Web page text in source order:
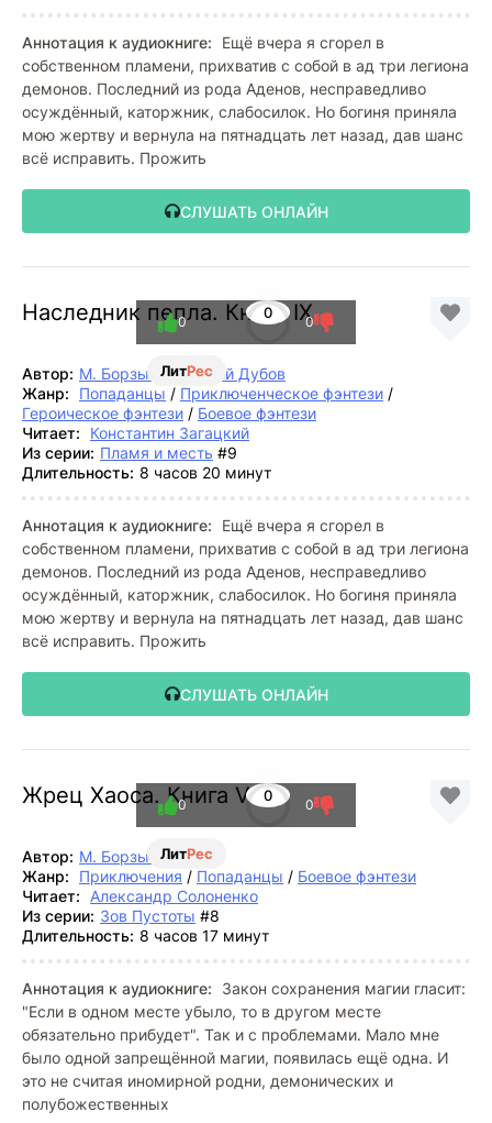
Аннотация к аудиокниге:
Ещё вчера я сгорел в
собственном пламени, прихватив с собой в ад три легиона
демонов. Последний из рода Аденов, несправедливо
осуждённый, каторжник, слабосилок. Но богиня приняла
мою жертву и вернула на пятнадцать лет назад, дав шанс
всё исправить. Прожить
СЛУШАТЬ ОНЛАЙН
Наследник пепла. Книга IX
ЛитРес
0
0 0
Автор: М. Борзых ,Дмитрий Дубов
Жанр:
Попаданцы / Приключенческое фэнтези /
Героическое фэнтези / Боевое фэнтези
Читает:
Константин Загацкий
Из серии: Пламя и месть #9
Длительность: 8 часов 20 минут
Аннотация к аудиокниге:
Ещё вчера я сгорел в
собственном пламени, прихватив с собой в ад три легиона
демонов. Последний из рода Аденов, несправедливо
осуждённый, каторжник, слабосилок. Но богиня приняла
мою жертву и вернула на пятнадцать лет назад, дав шанс
всё исправить. Прожить
СЛУШАТЬ ОНЛАЙН
Жрец Хаоса. Книга VIII
ЛитРес
0
0 0
Автор: М. Борзых
Жанр:
Приключения / Попаданцы / Боевое фэнтези
Читает:
Александр Солоненко
Из серии: Зов Пустоты #8
Длительность: 8 часов 17 минут
Аннотация к аудиокниге:
Закон сохранения магии гласит:
"Если в одном месте убыло, то в другом месте
обязательно прибудет". Так и с проблемами. Мало мне
было одной запрещённой магии, появилась ещё одна. И
это не считая иномирной родни, демонических и
полубожественных